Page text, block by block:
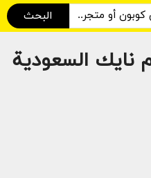
البحث
السعودية